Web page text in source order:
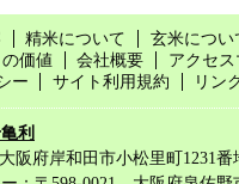
精米について
玄米につい
価値 会社概要
アクセ
ー
サイト利用規約 リン
利
阪府岸和田市小松里町1231